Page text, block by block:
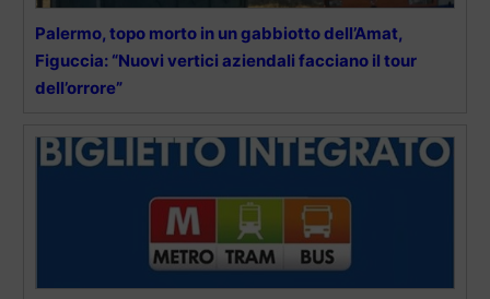
Palermo, topo morto in un gabbiotto dell’Amat,
Figuccia: “Nuovi vertici aziendali facciano il tour
dell’orrore”